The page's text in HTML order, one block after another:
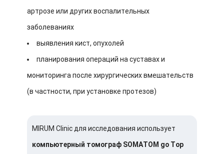
артрозе или других воспалительных
заболеваниях
выявления кист, опухолей
планирования операций на суставах и
мониторинга после хирургических вмешательств
(в частности, при установке протезов)
MIRUM Clinic для исследования использует
компьютерный томограф SOMATOM go Top